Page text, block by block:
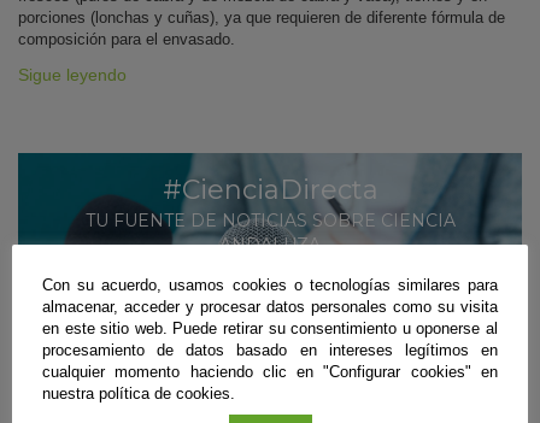
porciones (lonchas y cuñas), ya que requieren de diferente fórmula de
composición para el envasado.
Sigue leyendo
#CienciaDirecta
TU FUENTE DE NOTICIAS SOBRE CIENCIA
ANDALUZA
MÁS INFORMACIÓN
SUSCRÍBETE
Con su acuerdo, usamos cookies o tecnologías similares para
almacenar, acceder y procesar datos personales como su visita
en este sitio web. Puede retirar su consentimiento u oponerse al
procesamiento de datos basado en intereses legítimos en
cualquier momento haciendo clic en "Configurar cookies" en
nuestra política de cookies.